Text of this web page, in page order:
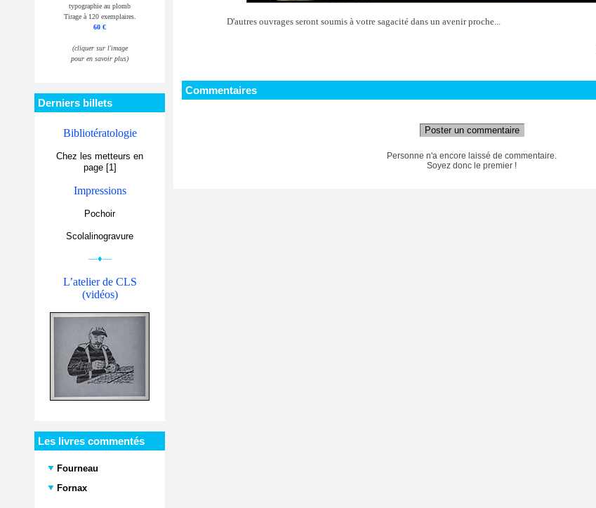
typographie au plomb
Tirage à 120 exemplaires.
60 €
(cliquer sur l'image
pour en savoir plus)
Derniers billets
Bibliotératologie
Chez les metteurs en
page [1]
Impressions
Pochoir
Scolalinogravure
—♦—
L’atelier de CLS
(vidéos)
Les livres commentés
Fourneau
Fornax
D'autres ouvrages seront soumis à votre sagacité dans un avenir proche...
Commentaires
Poster un commentaire
Personne n'a encore laissé de commentaire.
Soyez donc le premier !